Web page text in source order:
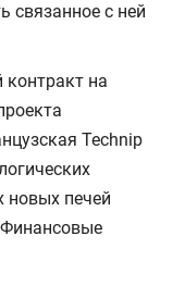
связанное с ней
на
Technip
новых печей
Финансовые